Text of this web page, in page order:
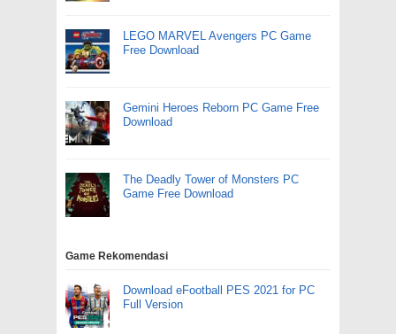
LEGO MARVEL Avengers PC Game
Free Download
Gemini Heroes Reborn PC Game Free
Download
The Deadly Tower of Monsters PC
Game Free Download
Game Rekomendasi
Download eFootball PES 2021 for PC
Full Version